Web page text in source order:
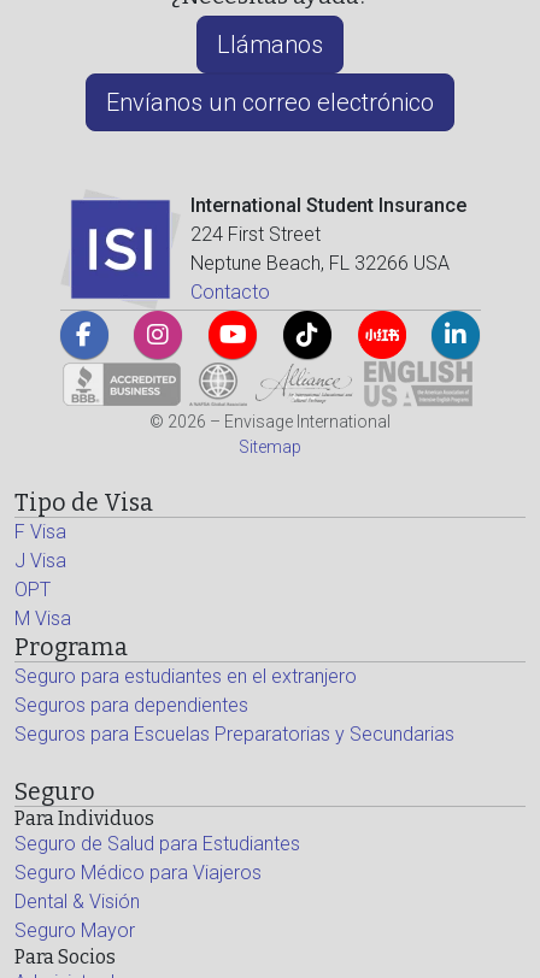
Llámanos
Envíanos un correo electrónico
International Student Insurance
224 First Street
Neptune Beach, FL 32266 USA
Contacto
© 2026 – Envisage International
Sitemap
Tipo de Visa
F Visa
J Visa
OPT
M Visa
Programa
Seguro para estudiantes en el extranjero
Seguros para dependientes
Seguros para Escuelas Preparatorias y Secundarias
Seguro
Para Individuos
Seguro de Salud para Estudiantes
Seguro Médico para Viajeros
Dental & Visión
Seguro Mayor
Para Socios